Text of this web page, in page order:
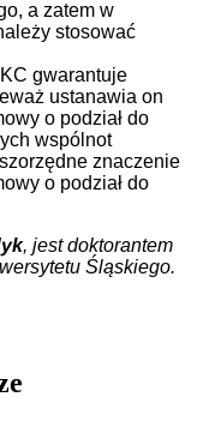
a zatem w
stosować
gwarantuje
ustanawia on
o podział do
wspólnot
znaczenie
o podział do
, jest doktorantem
Śląskiego.